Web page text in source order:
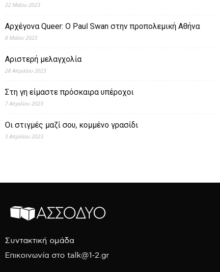
22 Μαΐου 2023
Αρχέγονα Queer: O Paul Swan στην προπολεμική Αθήνα
8 Μαΐου 2023
Αριστερή μελαγχολία
28 Απριλίου 2023
Στη γη είμαστε πρόσκαιρα υπέροχοι
7 Απριλίου 2023
Οι στιγμές μαζί σου, κομμένο γρασίδι
3 Απριλίου 2023
Συντακτική ομάδα
Επικοινωνία στο talk@1-2.gr